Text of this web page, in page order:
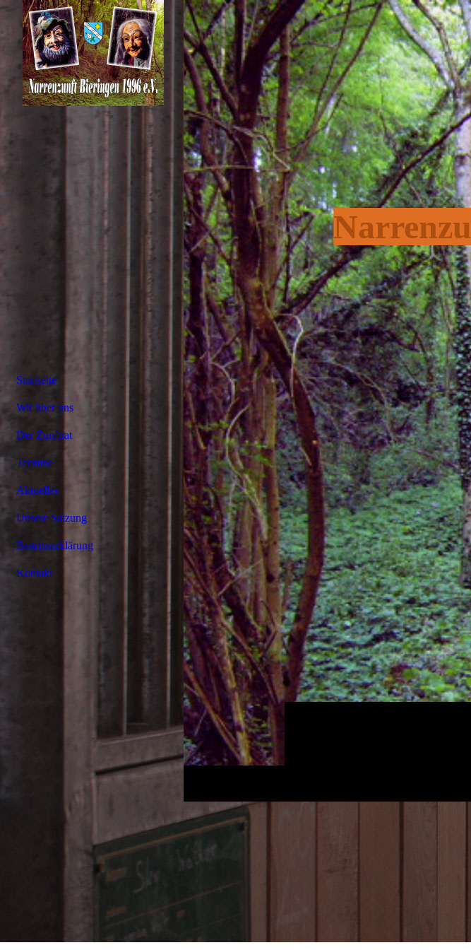
Narrenzu
Startseite
Wir über uns
Der Zunftrat
Termine
Aktuelles
Unsere Satzung
Beitrittserklärung
Kontakt